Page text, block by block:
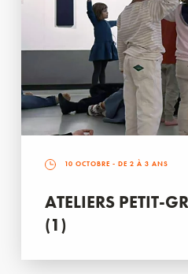
10 OCTOBRE - DE 2 À 3 ANS
ATELIERS PETIT-
(1)